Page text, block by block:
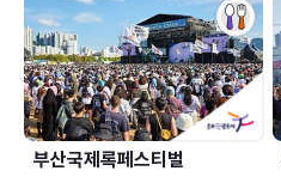
부산국제록페스티벌